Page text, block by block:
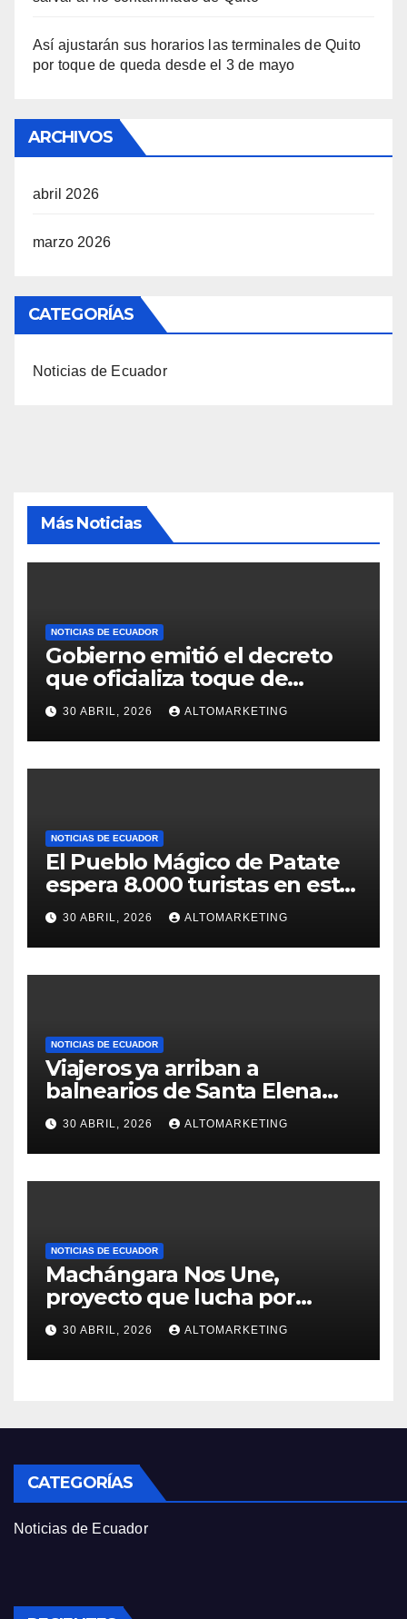
Así ajustarán sus horarios las terminales de Quito
por toque de queda desde el 3 de mayo
ARCHIVOS
abril 2026
marzo 2026
CATEGORÍAS
Noticias de Ecuador
Más Noticias
NOTICIAS DE ECUADOR
Gobierno emitió el decreto
que oficializa toque de
queda desde el 3 de mayo
30 ABRIL, 2026 ALTOMARKETING
NOTICIAS DE ECUADOR
El Pueblo Mágico de Patate
espera 8.000 turistas en este
feriado: estos son sus
atractivos
30 ABRIL, 2026 ALTOMARKETING
NOTICIAS DE ECUADOR
Viajeros ya arriban a
balnearios de Santa Elena
para disfrutar de feriado
extendido: Salinas y
Montañita con ocupación del
60 % y 100%
30 ABRIL, 2026 ALTOMARKETING
NOTICIAS DE ECUADOR
Machángara Nos Une,
proyecto que lucha por
salvar al río contaminado de
Quito
30 ABRIL, 2026 ALTOMARKETING
CATEGORÍAS
Noticias de Ecuador